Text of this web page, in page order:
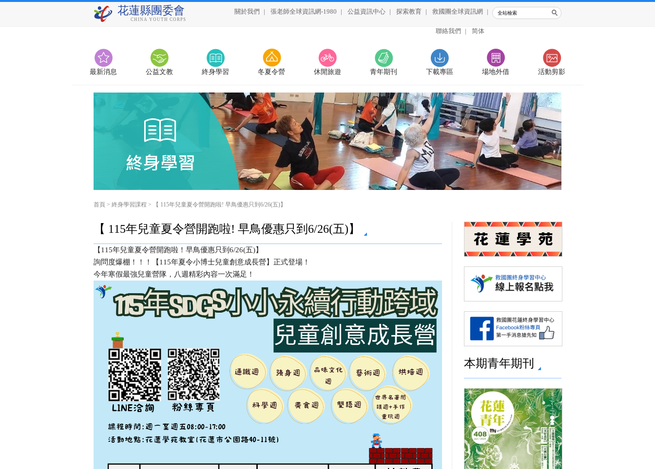
花蓮縣團委會
CHINA YOUTH CORPS
關於我們 | 張老師全球資訊網-1980 | 公益資訊中心 | 探索教育 | 救國團全球資訊網 |
聯絡我們 | 简体
最新消息 公益文教 終身學習 冬夏令營 休閒旅遊 青年期刊 下載專區 場地外借 活動剪影
首頁 > 終身學習課程 > 【 115年兒童夏令營開跑啦! 早鳥優惠只到6/26(五)】
【 115年兒童夏令營開跑啦! 早鳥優惠只到6/26(五)】
【115年兒童夏令營開跑啦！早鳥優惠只到6/26(五)】
詢問度爆棚！！！【115年夏令小博士兒童創意成長營】正式登場！
今年寒假最強兒童營隊，八週精彩內容一次滿足！
本期青年期刊